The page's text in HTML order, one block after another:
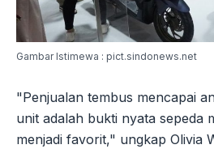
Gambar Istimewa : pict.sindonews.net
"Penjualan tembus mencapai
unit adalah bukti nyata sepeda
menjadi favorit," ungkap Olivia